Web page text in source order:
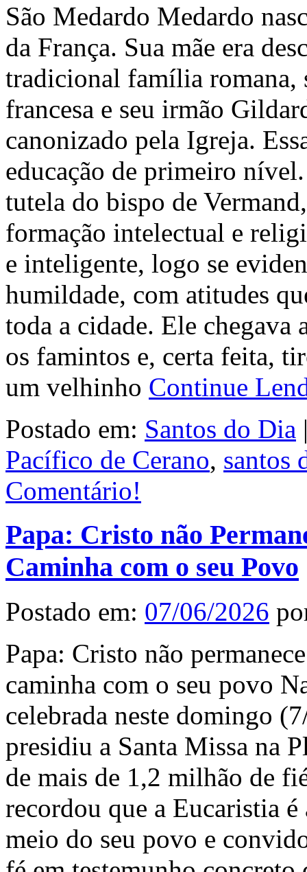
São Medardo Medardo
da França. Sua mãe era
tradicional família romana,
francesa e seu irmão
canonizado pela Igreja.
educação de primeiro
tutela do bispo de
formação intelectual e
e inteligente, logo se
humildade, com atitudes
toda a cidade. Ele chegava
os famintos e, certa feita,
um velhinho Continue
Postado em: Santos do Dia
Pacífico de Cerano, santos
Comentário!
Papa: Cristo não
Caminha com o seu Povo
Postado em: 07/06/2026
Papa: Cristo não
caminha com o seu povo
celebrada neste domingo
presidiu a Santa Missa na
de mais de 1,2 milhão de
recordou que a Eucaristia
meio do seu povo e